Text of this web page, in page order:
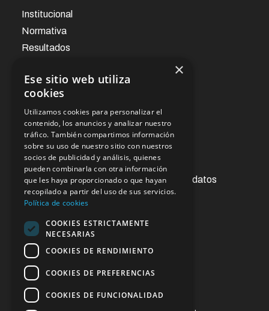
Institucional
Normativa
Resultados
Noticias
Oficina virtual
Acceso a la información pública
Ejercicios de derechos de protección de datos
Contacto
Enlaces de interés
×
Ese sitio web utiliza
cookies
Utilizamos cookies para personalizar el
contenido, los anuncios y analizar nuestro
tráfico. También compartimos información
sobre su uso de nuestro sitio con nuestros
socios de publicidad y análisis, quienes
pueden combinarla con otra información
que les haya proporcionado o que hayan
recopilado a partir del uso de sus servicios.
Política de cookies
COOKIES ESTRICTAMENTE
NECESARIAS
COOKIES DE RENDIMIENTO
COOKIES DE PREFERENCIAS
COOKIES DE FUNCIONALIDAD